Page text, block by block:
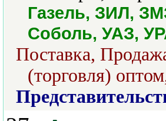
Газель, ЗИЛ,
Соболь, УАЗ,
Поставка,
(торговля)